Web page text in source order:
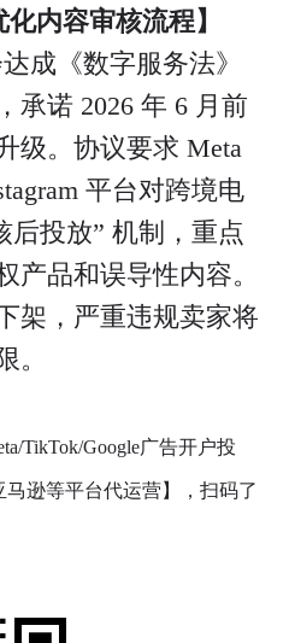
内容审核流程】
成《数字服务法》
承诺 2026 年 6 月前
级。协议要求 Meta
平台对跨境电
后投放” 机制，重点
产品和误导性内容。
架，严重违规卖家将
。
TikTok/Google广告开户投
马逊等平台代运营】，扫码了